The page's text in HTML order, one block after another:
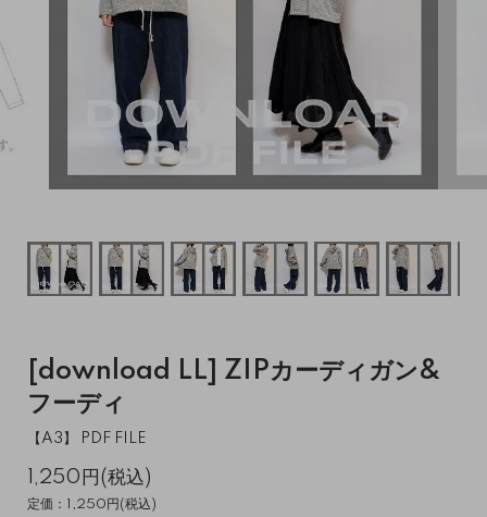
[download LL] ZIPカーディガン&
フーディ
【A3】 PDF FILE
1,250円(税込)
定価：1,250円(税込)